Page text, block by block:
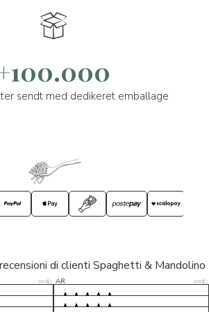
sendt med dedikeret emballage
di clienti Spaghetti & Mandolino
5/5
5/5
5/5
AR 5/5
D* 5/5
S* 5/5